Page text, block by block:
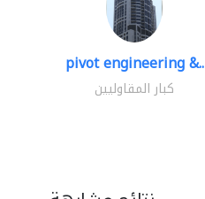
pivot engineering &..
كبار المقاوليين